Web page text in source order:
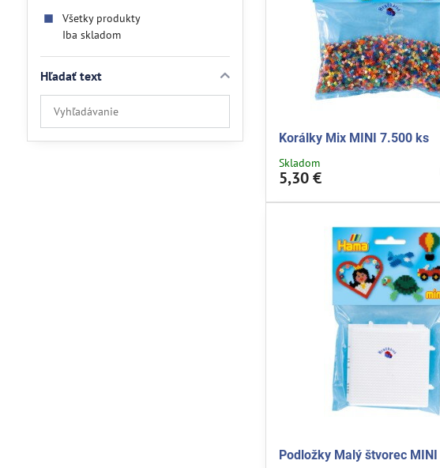
Korálky Mix MINI 7.500 ks
Skladom
5,30 €
Podložky Malý štvorec MINI
Všetky produkty
Iba skladom
Hľadať text
Prehľadať
výsledky
filtra